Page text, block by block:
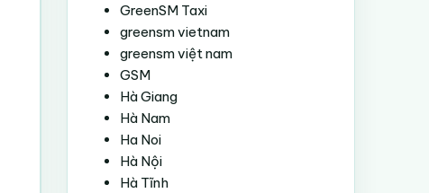
GreenSM Taxi
greensm vietnam
greensm việt nam
GSM
Hà Giang
Hà Nam
Ha Noi
Hà Nội
Hà Tĩnh